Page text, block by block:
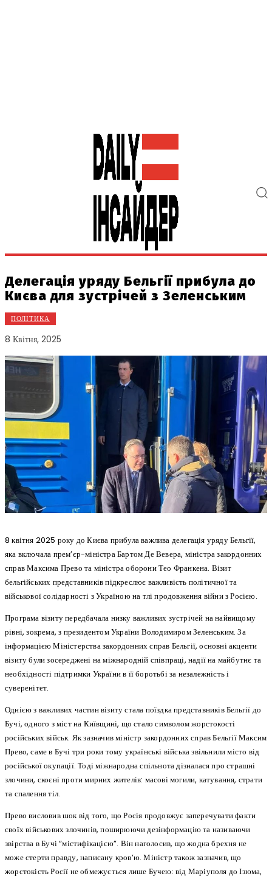
Делегація уряду Бельгії прибула до
Києва для зустрічей з Зеленським
ПОЛІТИКА
8 Квітня, 2025
8 квітня 2025 року до Києва прибула важлива делегація уряду Бельгії,
яка включала прем’єр-міністра Бартом Де Вевера, міністра закордонних
справ Максима Прево та міністра оборони Тео Франкена. Візит
бельгійських представників підкреслює важливість політичної та
військової солідарності з Україною на тлі продовження війни з Росією.
Програма візиту передбачала низку важливих зустрічей на найвищому
рівні, зокрема, з президентом України Володимиром Зеленським. За
інформацією Міністерства закордонних справ Бельгії, основні акценти
візиту були зосереджені на міжнародній співпраці, надії на майбутнє та
необхідності підтримки України в її боротьбі за незалежність і
суверенітет.
Однією з важливих частин візиту стала поїздка представників Бельгії до
Бучі, одного з міст на Київщині, що стало символом жорстокості
російських військ. Як зазначив міністр закордонних справ Бельгії Максим
Прево, саме в Бучі три роки тому українські війська звільнили місто від
російської окупації. Тоді міжнародна спільнота дізналася про страшні
злочини, скоєні проти мирних жителів: масові могили, катування, страти
та спалення тіл.
Прево висловив шок від того, що Росія продовжує заперечувати факти
своїх військових злочинів, поширюючи дезінформацію та називаючи
звірства в Бучі “містифікацією”. Він наголосив, що жодна брехня не
може стерти правду, написану кров’ю. Міністр також зазначив, що
жорстокість Росії не обмежується лише Бучею: від Маріуполя до Ізюма,